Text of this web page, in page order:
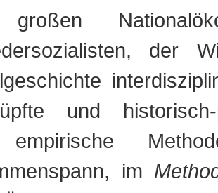
der
und historisch-
im